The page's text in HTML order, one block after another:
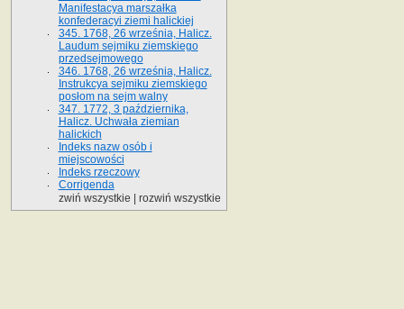
Manifestacya marszałka
konfederacyi ziemi halickiej
345. 1768, 26 września, Halicz.
Laudum sejmiku ziemskiego
przedsejmowego
346. 1768, 26 września, Halicz.
Instrukcya sejmiku ziemskiego
posłom na sejm walny
347. 1772, 3 października,
Halicz. Uchwała ziemian
halickich
Indeks nazw osób i
miejscowości
Indeks rzeczowy
Corrigenda
zwiń wszystkie
rozwiń wszystkie